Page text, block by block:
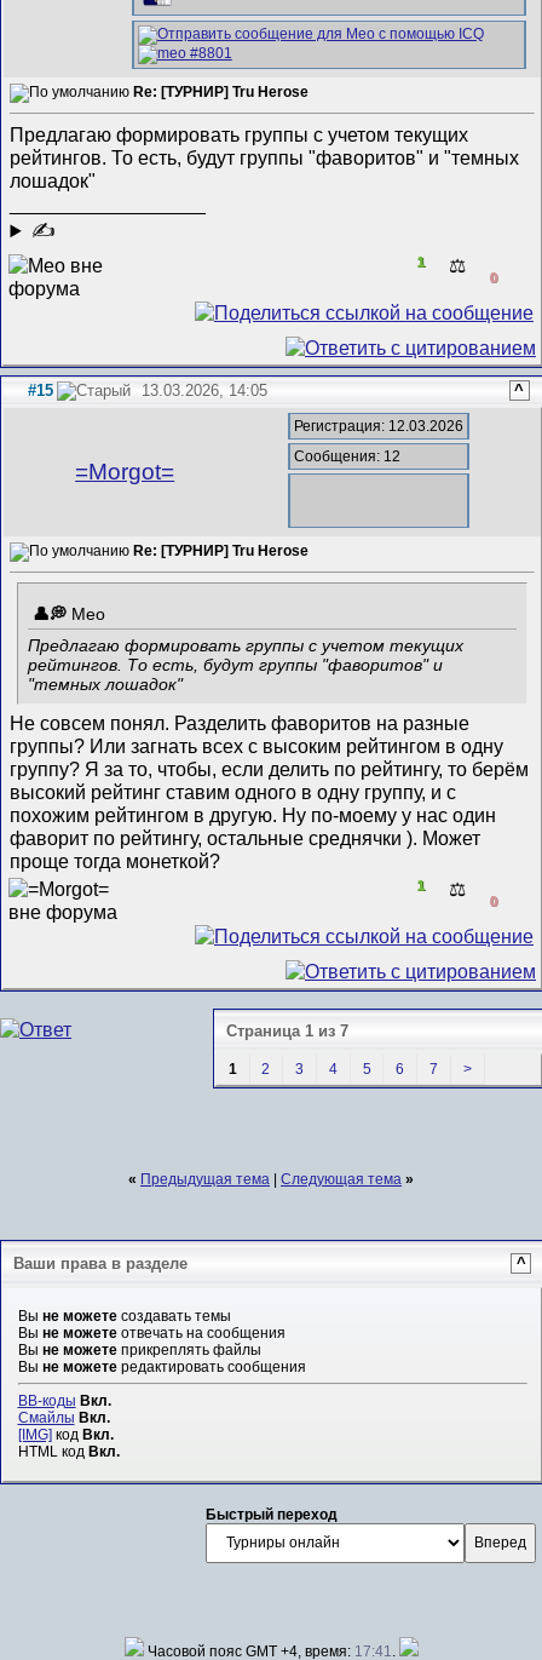
Re: [ТУРНИР] Tru Herose
Предлагаю формировать группы с учетом текущих
рейтингов. То есть, будут группы "фаворитов" и "темных
лошадок"
✍
1 ⚖️
0
#15 13.03.2026, 14:05 ^
=Morgot=
Регистрация: 12.03.2026
Сообщения: 12
Re: [ТУРНИР] Tru Herose
Meo
Предлагаю формировать группы с учетом текущих
рейтингов. То есть, будут группы "фаворитов" и
"темных лошадок"
Не совсем понял. Разделить фаворитов на разные
группы? Или загнать всех с высоким рейтингом в одну
группу? Я за то, чтобы, если делить по рейтингу, то берём
высокий рейтинг ставим одного в одну группу, и с
похожим рейтингом в другую. Ну по-моему у нас один
фаворит по рейтингу, остальные среднячки ). Может
проще тогда монеткой?
1 ⚖️
0
Страница 1 из 7
1 2 3 4 5 6 7 >
« Предыдущая тема Следующая тема »
Ваши права в разделе ^
Вы не можетесоздавать темы
Вы не можетеотвечать на сообщения
Вы не можетеприкреплять файлы
Вы не можетередактировать сообщения
BB-коды Вкл.
Смайлы Вкл.
[IMG] код Вкл.
HTML код Вкл.
Быстрый переход
Часовой пояс GMT +4, время: 17:41.